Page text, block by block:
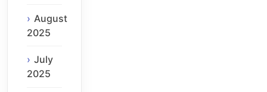
August
2025
July
2025